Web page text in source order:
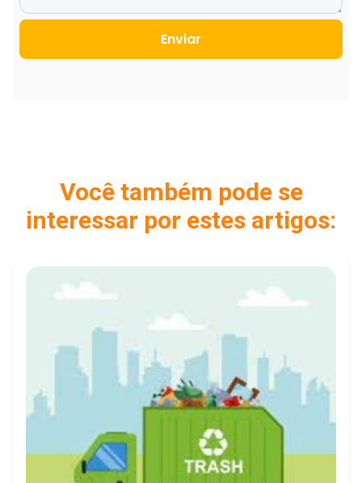
Enviar
Você também pode se
interessar por estes artigos: